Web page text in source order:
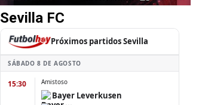
Sevilla FC